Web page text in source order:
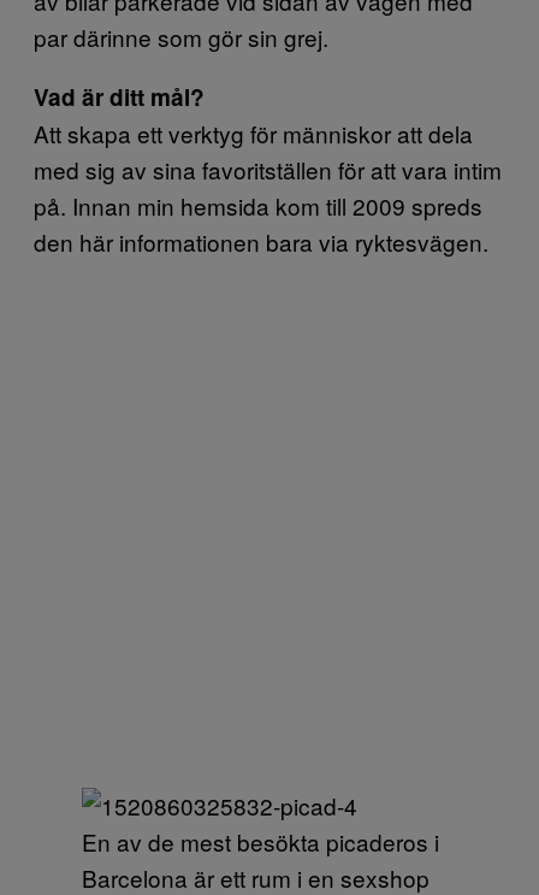
par därinne som gör sin grej.
Vad är ditt mål?
Att skapa ett verktyg för människor att dela
med sig av sina favoritställen för att vara intim
på. Innan min hemsida kom till 2009 spreds
den här informationen bara via ryktesvägen.
En av de mest besökta picaderos i
Barcelona är ett rum i en sexshop